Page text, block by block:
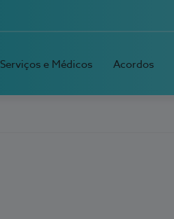
Serviços e Médicos Acordos